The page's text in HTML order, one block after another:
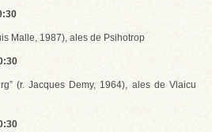
Malle, 1987), ales de Psihotrop
(r. Jacques Demy, 1964), ales de Vlaicu